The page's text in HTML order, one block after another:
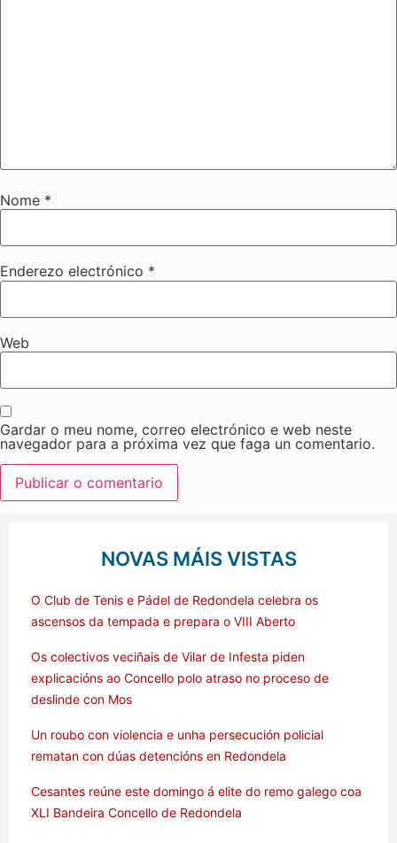
Nome *
Enderezo electrónico *
Web
Gardar o meu nome, correo electrónico e web neste
navegador para a próxima vez que faga un comentario.
NOVAS MÁIS VISTAS
O Club de Tenis e Pádel de Redondela celebra os
ascensos da tempada e prepara o VIII Aberto
Os colectivos veciñais de Vilar de Infesta piden
explicacións ao Concello polo atraso no proceso de
deslinde con Mos
Un roubo con violencia e unha persecución policial
rematan con dúas detencións en Redondela
Cesantes reúne este domingo á elite do remo galego coa
XLI Bandeira Concello de Redondela